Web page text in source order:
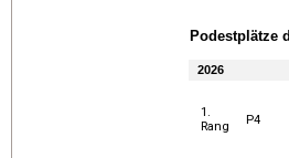
Podestplätze
2026
1.
Rang
P4